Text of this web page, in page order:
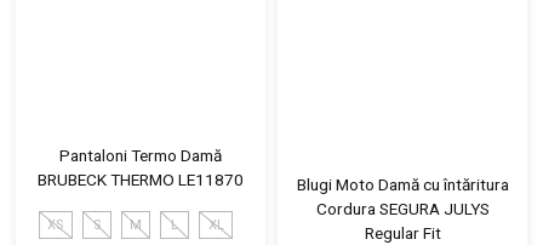
Pantaloni Termo Damă
BRUBECK THERMO LE11870
XS S M L XL
Blugi Moto Damă cu întăritura
Cordura SEGURA JULYS
Regular Fit